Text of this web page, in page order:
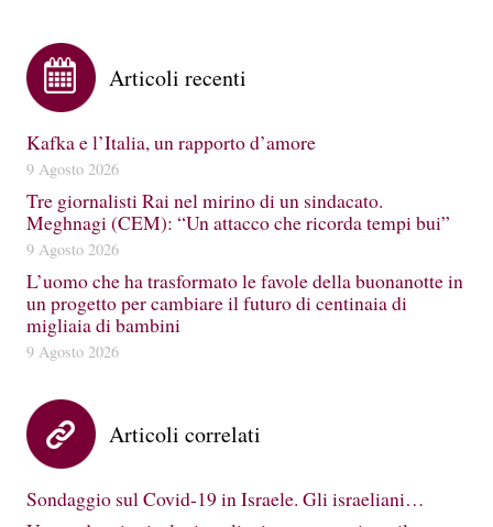
Articoli recenti
Kafka e l’Italia, un rapporto d’amore
9 Agosto 2026
Tre giornalisti Rai nel mirino di un sindacato.
Meghnagi (CEM): “Un attacco che ricorda tempi bui”
9 Agosto 2026
L’uomo che ha trasformato le favole della buonanotte in
un progetto per cambiare il futuro di centinaia di
migliaia di bambini
9 Agosto 2026
Articoli correlati
Sondaggio sul Covid-19 in Israele. Gli israeliani…